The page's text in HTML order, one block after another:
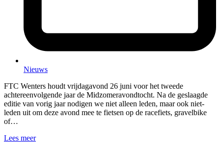
Nieuws
FTC Wenters houdt vrijdagavond 26 juni voor het tweede
achtereenvolgende jaar de Midzomeravondtocht. Na de geslaagde
editie van vorig jaar nodigen we niet alleen leden, maar ook niet-
leden uit om deze avond mee te fietsen op de racefiets, gravelbike
of…
Lees meer